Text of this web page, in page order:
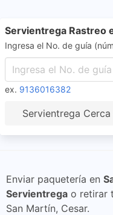
Servientrega Rastreo
Ingresa el No. de guía
ex. 9136016382
Servientrega
Enviar paquetería en
Servientrega o retirar
San Martín, Cesar.